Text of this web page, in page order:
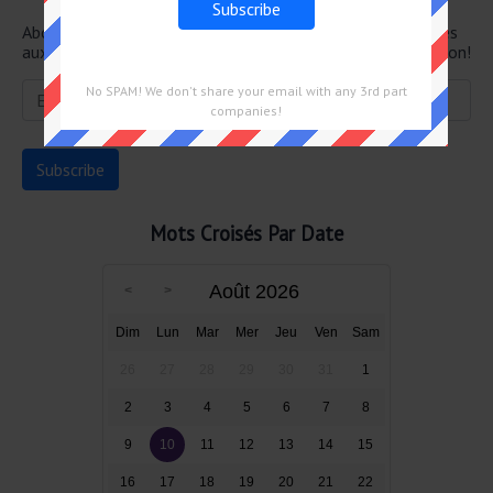
Abonnez-vous ci-dessous et recevez les dernières réponses
aux mots croisés directement dans votre boîte de réception!
Mots Croisés Par Date
Août 2026
Dim Lun Mar Mer Jeu Ven Sam
1
2 3 4 5 6 7 8
9 10 11 12 13 14 15
16 17 18 19 20 21 22
No SPAM! We don't share your email with any 3rd part
companies!